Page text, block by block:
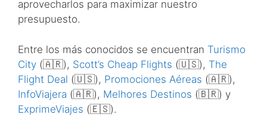
aprovecharlos para maximizar nuestro
presupuesto.
Entre los más conocidos se encuentran Turismo
City (🇦🇷), Scott’s Cheap Flights (🇺🇸), The
Flight Deal (🇺🇸), Promociones Aéreas (🇦🇷),
InfoViajera (🇦🇷), Melhores Destinos (🇧🇷) y
ExprimeViajes (🇪🇸).